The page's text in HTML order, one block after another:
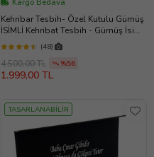
Kargo Bedava
Kehribar Tesbih- Özel Kutulu Gümüş
İSİMLİ Kehribat Tesbih - Gümüş İsimli
TEsbih (Kırmızı) (Kırmızı-Siyah)
(48)
4.500,00 TL %56
1.999,00 TL
TASARLANABİLİR